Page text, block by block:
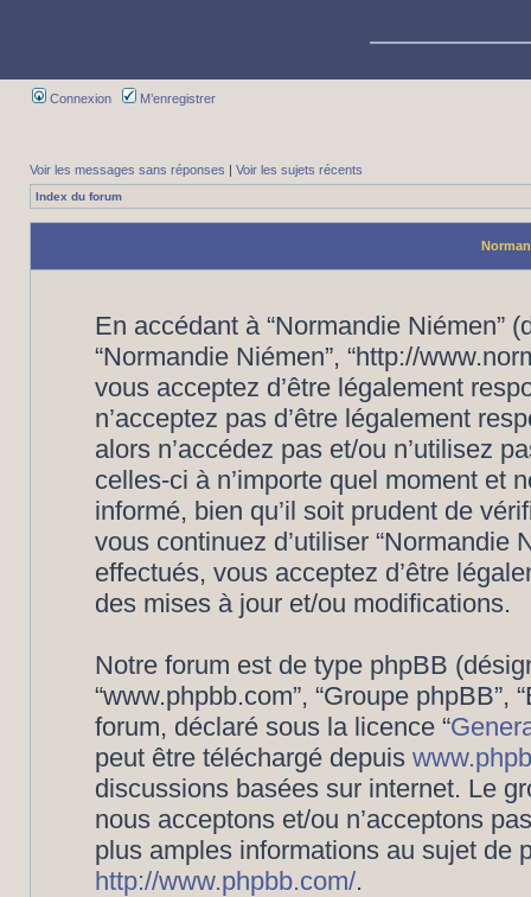
Connexion M’enregistrer
Voir les messages sans réponses | Voir les sujets récents
Index du forum
En accédant à “Normandie Niémen”
“Normandie Niémen”, “http://
vous acceptez d’être légalement
n’acceptez pas d’être légalement
alors n’accédez pas et/ou n’utilisez
celles-ci à n’importe quel moment et
informé, bien qu’il soit prudent de
vous continuez d’utiliser “Normandie
effectués, vous acceptez d’être
des mises à jour et/ou modifications.
Notre forum est de type phpBB
“www.phpbb.com”, “Groupe
forum, déclaré sous la licence “
peut être téléchargé depuis
discussions basées sur internet. Le
nous acceptons et/ou n’acceptons
plus amples informations au sujet de
http://www.phpbb.com/.